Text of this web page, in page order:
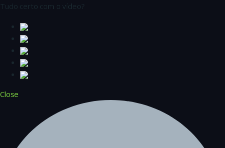
Tudo certo com o vídeo?
Close